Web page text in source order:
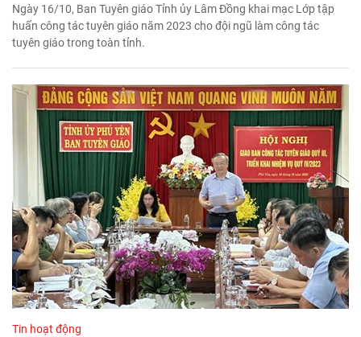
Ngày 16/10, Ban Tuyên giáo Tỉnh ủy Lâm Đồng khai mạc Lớp tập
huấn công tác tuyên giáo năm 2023 cho đội ngũ làm công tác
tuyên giáo trong toàn tỉnh.
Tin hoạt động